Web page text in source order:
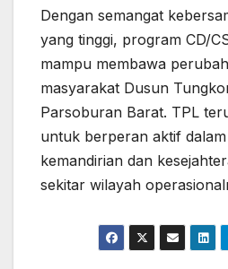
Dengan semangat
yang tinggi, program CD/
mampu membawa
masyarakat Dusun
Parsoburan Barat. TPL
untuk berperan aktif
kemandirian dan
sekitar wilayah